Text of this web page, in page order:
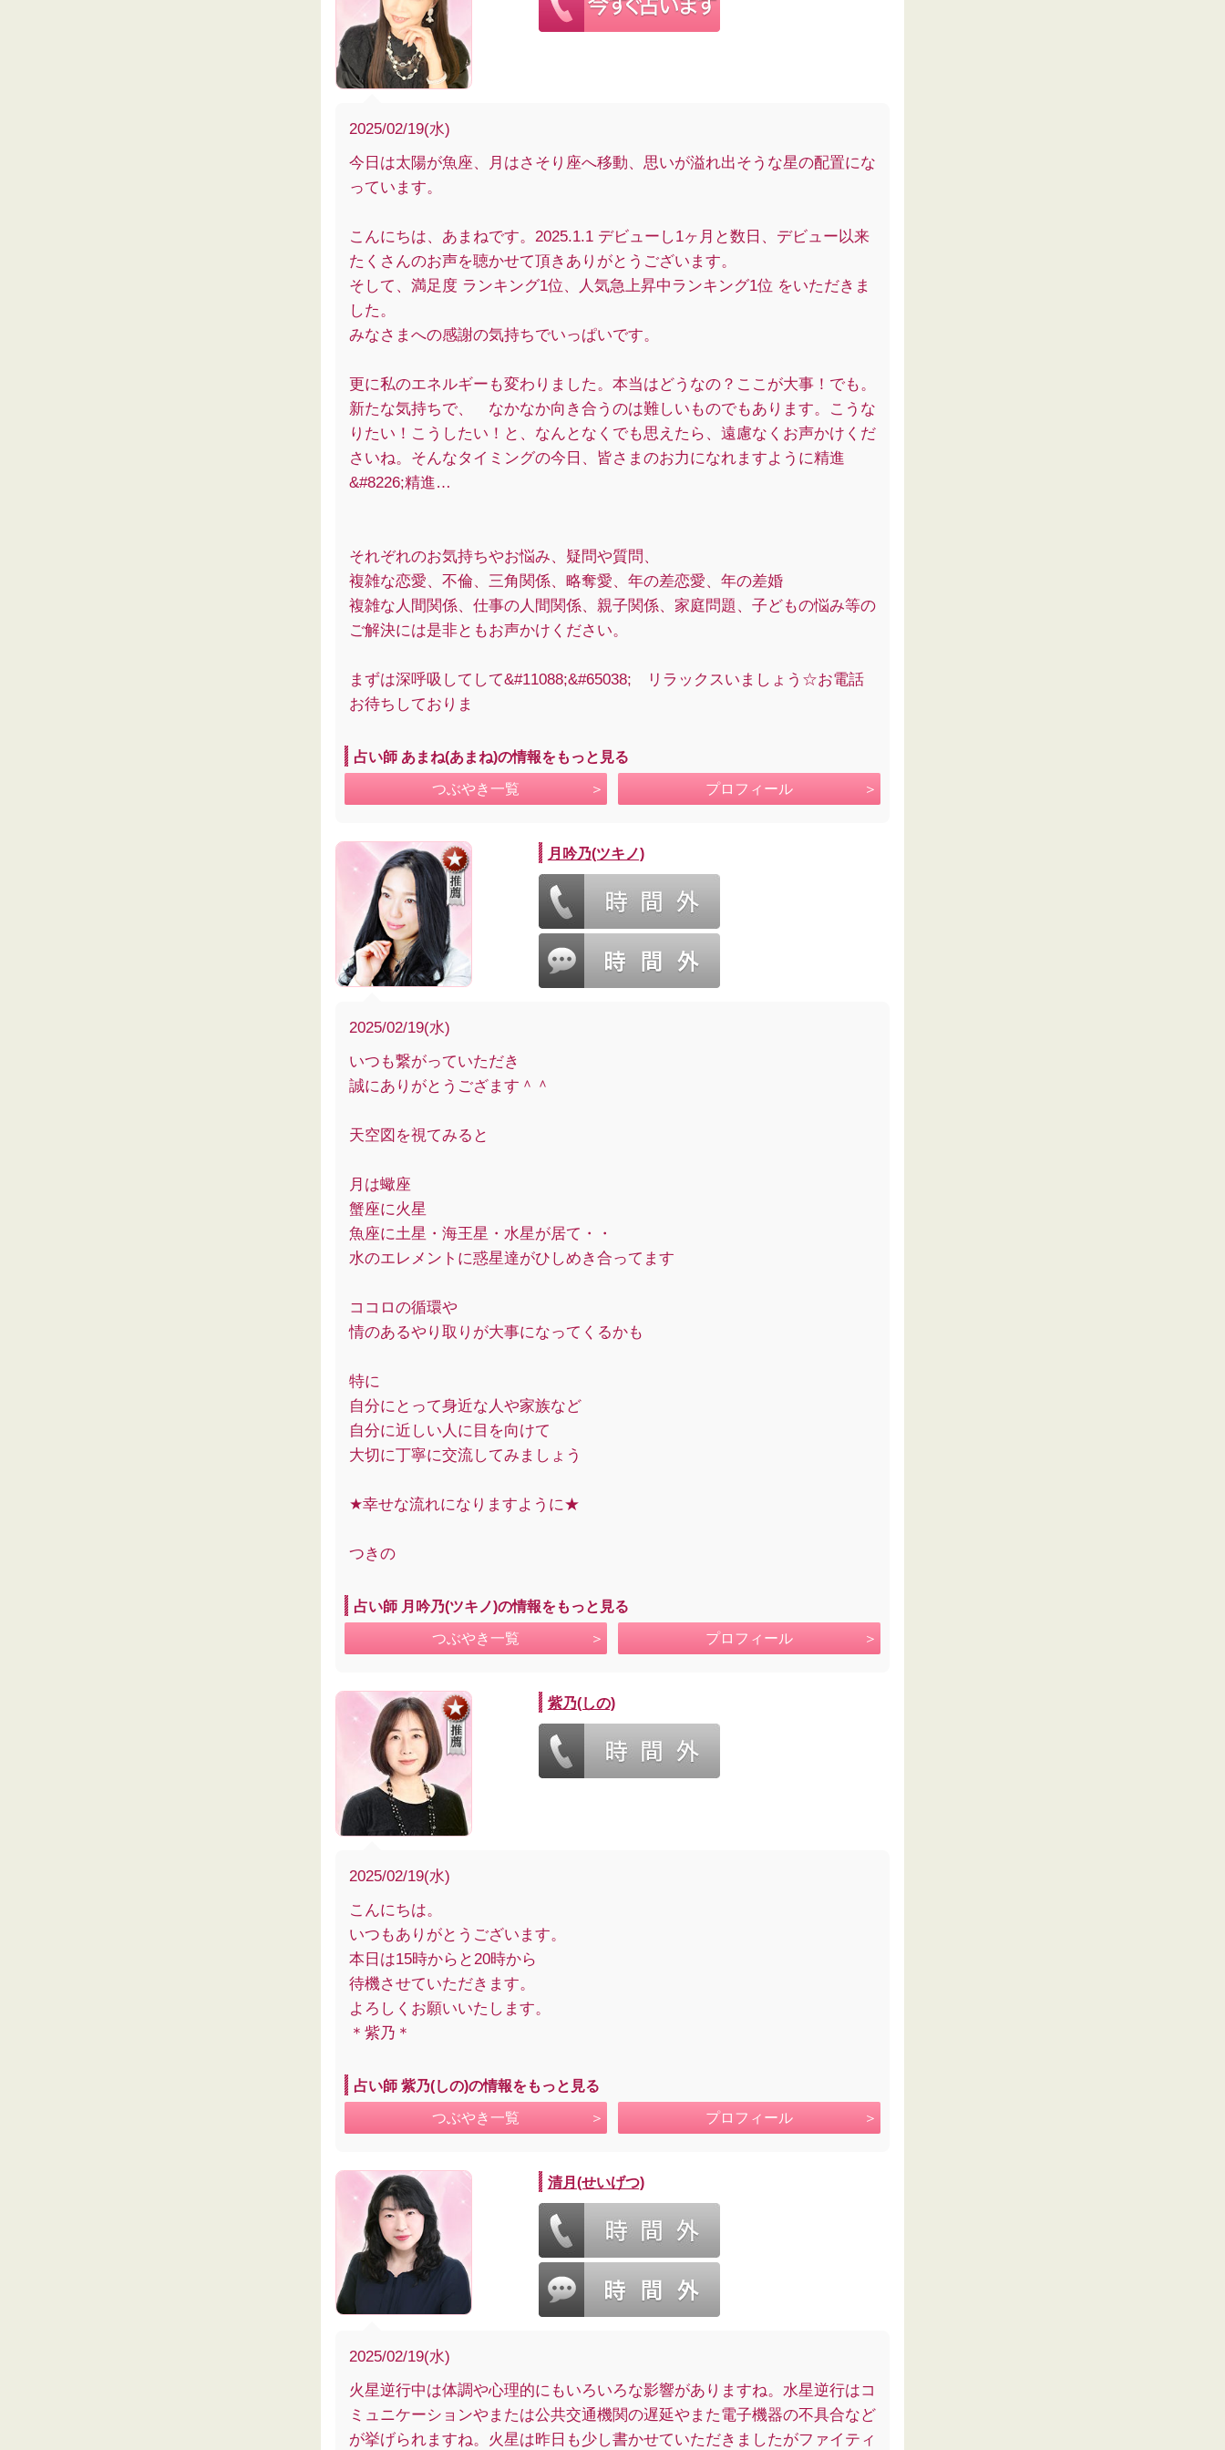
2025/02/19(水)
今日は太陽が魚座、月はさそり座へ移動、思いが溢れ出そうな星の配置にな
っています。
こんにちは、あまねです。2025.1.1 デビューし1ヶ月と数日、デビュー以来
たくさんのお声を聴かせて頂きありがとうございます。
そして、満足度 ランキング1位、人気急上昇中ランキング1位 をいただきま
した。
みなさまへの感謝の気持ちでいっぱいです。
更に私のエネルギーも変わりました。本当はどうなの？ここが大事！でも。
新たな気持ちで、 なかなか向き合うのは難しいものでもあります。こうな
りたい！こうしたい！と、なんとなくでも思えたら、遠慮なくお声かけくだ
さいね。そんなタイミングの今日、皆さまのお力になれますように精進
&#8226;精進…
それぞれのお気持ちやお悩み、疑問や質問、
複雑な恋愛、不倫、三角関係、略奪愛、年の差恋愛、年の差婚
複雑な人間関係、仕事の人間関係、親子関係、家庭問題、子どもの悩み等の
ご解決には是非ともお声かけください。
まずは深呼吸してして&#11088;&#65038; リラックスいましょう☆お電話
お待ちしておりま
占い師 あまね(あまね)の情報をもっと見る
つぶやき一覧 プロフィール
月吟乃(ツキノ)
2025/02/19(水)
いつも繋がっていただき
誠にありがとうござます＾＾
天空図を視てみると
月は蠍座
蟹座に火星
魚座に土星・海王星・水星が居て・・
水のエレメントに惑星達がひしめき合ってます
ココロの循環や
情のあるやり取りが大事になってくるかも
特に
自分にとって身近な人や家族など
自分に近しい人に目を向けて
大切に丁寧に交流してみましょう
★幸せな流れになりますように★
つきの
占い師 月吟乃(ツキノ)の情報をもっと見る
つぶやき一覧 プロフィール
紫乃(しの)
2025/02/19(水)
こんにちは。
いつもありがとうございます。
本日は15時からと20時から
待機させていただきます。
よろしくお願いいたします。
＊紫乃＊
占い師 紫乃(しの)の情報をもっと見る
つぶやき一覧 プロフィール
清月(せいげつ)
2025/02/19(水)
火星逆行中は体調や心理的にもいろいろな影響がありますね。水星逆行はコ
ミュニケーションやまたは公共交通機関の遅延やまた電子機器の不具合など
が挙げられますね。火星は昨日も少し書かせていただきましたがファイティ